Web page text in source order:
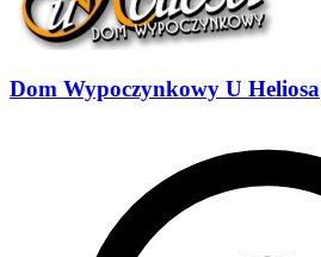
Dom Wypoczynkowy U Heliosa